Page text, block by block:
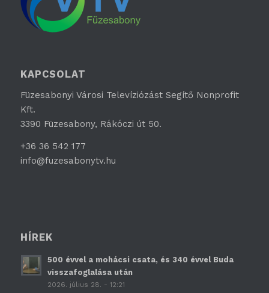
KAPCSOLAT
Füzesabonyi Városi Televíziózást Segítő Nonprofit
Kft.
3390 Füzesabony, Rákóczi út 50.
+36 36 542 177
info@fuzesabonytv.hu
HÍREK
500 évvel a mohácsi csata, és 340 évvel Buda
visszafoglalása után
2026. július 28. - 12:21